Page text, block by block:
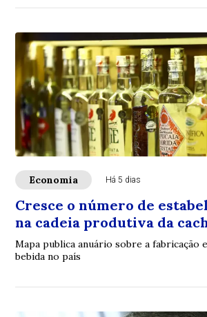
Economia Há 5 dias
Cresce o número de
na cadeia produtiva da
Mapa publica anuário sobre a fabricação
bebida no país